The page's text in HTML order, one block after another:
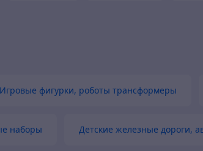
Игровые фигурки, роботы трансформеры
наборы Детские железные дороги,